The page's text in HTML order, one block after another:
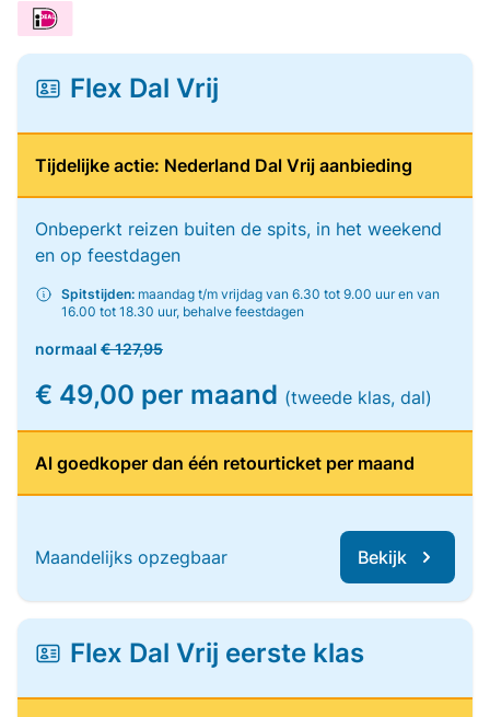
Flex Dal Vrij
Tijdelijke actie: Nederland Dal Vrij aanbieding
Onbeperkt reizen buiten de spits, in het weekend
en op feestdagen
Spitstijden: maandag t/m vrijdag van 6.30 tot 9.00 uur en van
16.00 tot 18.30 uur, behalve feestdagen
normaal € 127,95
€ 49,00 per maand (tweede klas, dal)
Al goedkoper dan één retourticket per maand
Maandelijks opzegbaar Bekijk
Flex Dal Vrij eerste klas